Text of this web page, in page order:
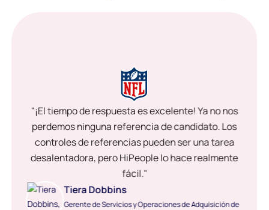
"¡El tiempo de respuesta es excelente! Ya no nos
perdemos ninguna referencia de candidato. Los
controles de referencias pueden ser una tarea
desalentadora, pero HiPeople lo hace realmente
fácil."
Tiera Dobbins
Gerente de Servicios y Operaciones de Adquisición de